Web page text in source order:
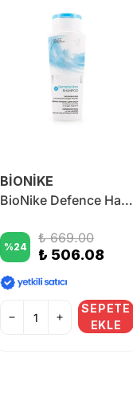
BİONİKE
BioNike Defence Hair Dermosoothing Ultra Gentle Shampoo 200 ml
%24
₺ 669.00
₺ 506.08
SEPETE
EKLE